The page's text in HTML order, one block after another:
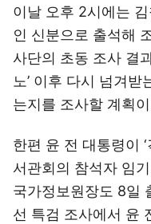
이날 오후 2시에는
인 신분으로 출석해
사단의 초동 조사 결
노’ 이후 다시 넘겨
는지를 조사할 계획
한편 윤 전 대통령이
서관회의 참석자 임
국가정보원장도 8일
선 특검 조사에서 윤